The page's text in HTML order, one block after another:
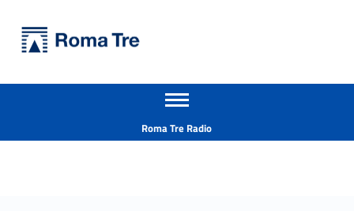
Prof. ADRIANO ROCCUCCI insegnamenti - Università Roma Tre
Apri il menu secondario
Roma Tre Radio